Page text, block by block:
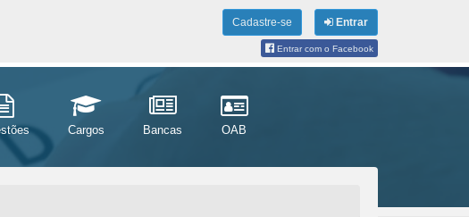
Cadastre-se Entrar
Entrar com o Facebook
Cargos Bancas OAB